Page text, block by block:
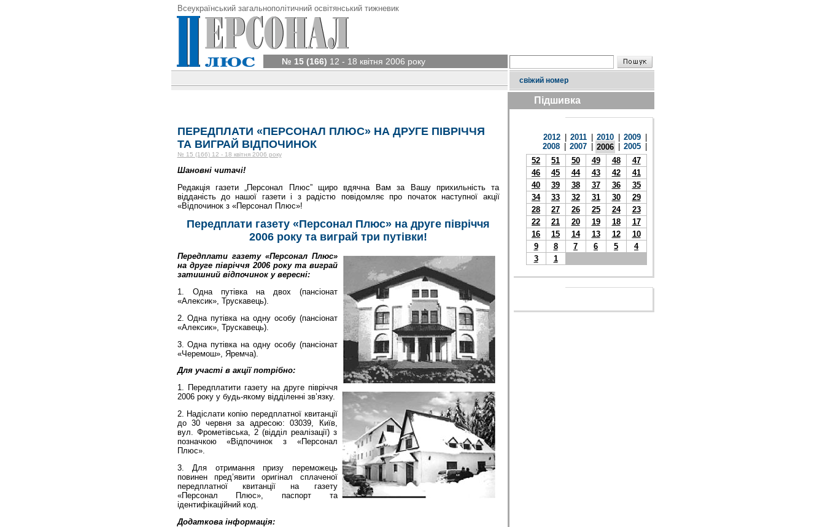
Всеукраїнський загальнополітичний освітянський тижневик
№ 15 (166) 12 - 18 квітня 2006 року
свіжий номер
ПЕРЕДПЛАТИ «ПЕРСОНАЛ ПЛЮС» НА ДРУГЕ ПІВРІЧЧЯ
ТА ВИГРАЙ ВІДПОЧИНОК
№ 15 (166) 12 - 18 квітня 2006 року
Шановні читачі!
Редакція газети „Персонал Плюс” щиро вдячна Вам за Вашу прихильність та
відданість до нашої газети і з радістю повідомляє про початок наступної акції
«Відпочинок з «Персонал Плюс»!
Передплати газету «Персонал Плюс» на друге півріччя
2006 року та виграй три путівки!
Передплати газету «Персонал Плюс»
на друге півріччя 2006 року та виграй
затишний відпочинок у вересні:
1. Одна путівка на двох (пансіонат
«Алексик», Трускавець).
2. Одна путівка на одну особу (пансіонат
«Алексик», Трускавець).
3. Одна путівка на одну особу (пансіонат
«Черемош», Яремча).
Для участі в акції потрібно:
1. Передплатити газету на друге півріччя
2006 року у будь-якому відділенні зв’язку.
2. Надіслати копію передплатної квитанції
до 30 червня за адресою: 03039, Київ,
вул. Фрометівська, 2 (відділ реалізації) з
позначкою «Відпочинок з «Персонал
Плюс».
3. Для отримання призу переможець
повинен пред’явити оригінал сплаченої
передплатної квитанції на газету
«Персонал Плюс», паспорт та
ідентифікаційний код.
Додаткова інформація:
Підшивка
2012 2011 2010 2009
2008
2007 2006 2005
52
51 50 49 48
47
46
45 44 43 42
41
40
39 38 37 36
35
34
33 32 31 30
29
28
27 26 25 24
23
22
21 20 19 18
17
16
15 14 13 12
10
9
8 7 6 5
4
3
1